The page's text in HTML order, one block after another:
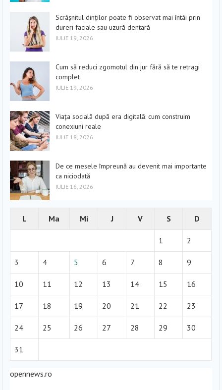
Scrâșnitul dinților poate fi observat mai întâi prin
dureri faciale sau uzură dentară
IULIE 19, 2026
Cum să reduci zgomotul din jur fără să te retragi
complet
IULIE 19, 2026
Viața socială după era digitală: cum construim
conexiuni reale
IULIE 18, 2026
De ce mesele împreună au devenit mai importante
ca niciodată
IULIE 16, 2026
L Ma Mi J V S D
1 2
3 4 5 6 7 8 9
10 11 12 13 14 15 16
17 18 19 20 21 22 23
24 25 26 27 28 29 30
31
opennews.ro